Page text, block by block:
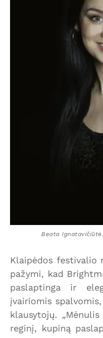
Beata
Klaipėdos festivalio
pažymi, kad
paslaptinga ir
įvairiomis
klausytojų.
reginį, kupiną